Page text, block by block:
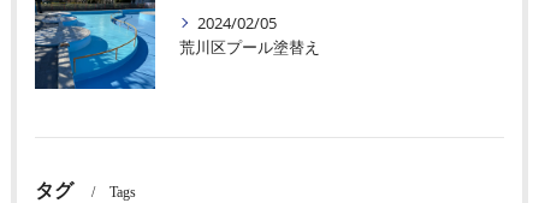
2024/02/05
荒川区プール塗替え
タグ Tags